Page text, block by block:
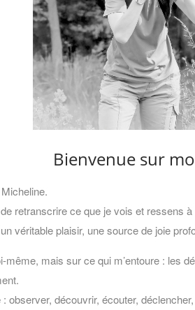
Bienvenue sur
retranscrire ce que je vois et ressens
véritable plaisir, une source de joie
mais sur ce qui m’entoure : les
observer, découvrir, écouter,